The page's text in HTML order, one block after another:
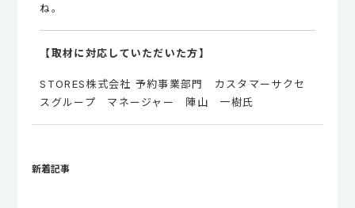
ね。
【取材に対応していただいた方】
STORES株式会社 予約事業部門 カスタマーサクセ
スグループ マネージャー 陣山 一樹氏
新着記事